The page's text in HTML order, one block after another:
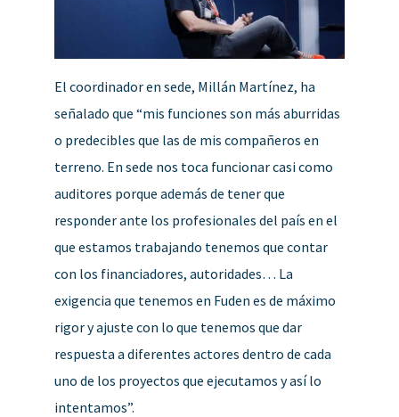
El coordinador en sede, Millán Martínez, ha
señalado que “mis funciones son más aburridas
o predecibles que las de mis compañeros en
terreno. En sede nos toca funcionar casi como
auditores porque además de tener que
responder ante los profesionales del país en el
que estamos trabajando tenemos que contar
con los financiadores, autoridades… La
exigencia que tenemos en Fuden es de máximo
rigor y ajuste con lo que tenemos que dar
respuesta a diferentes actores dentro de cada
uno de los proyectos que ejecutamos y así lo
intentamos”.